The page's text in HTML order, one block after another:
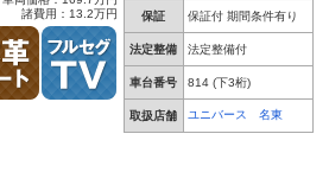
保証 保証付 期間条件有り
法定整備 法定整備付
車台番号 814 (下3桁)
取扱店舗 ユニバース 名東
諸費用：13.2万円